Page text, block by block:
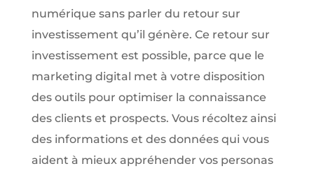
numérique sans parler du retour sur
investissement qu’il génère. Ce retour sur
investissement est possible, parce que le
marketing digital met à votre disposition
des outils pour optimiser la connaissance
des clients et prospects. Vous récoltez ainsi
des informations et des données qui vous
aident à mieux appréhender vos personas